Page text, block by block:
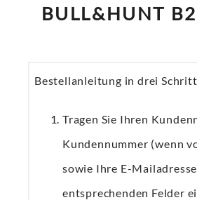
BULL&HUNT
Bestellanleitung in drei
Tragen Sie Ihren
Kundennummer (wenn
sowie Ihre E-
entsprechenden Felder